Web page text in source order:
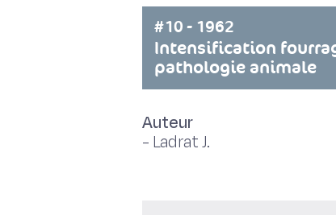
#10 - 1962
Intensification
pathologie animale
Auteur
- Ladrat J.